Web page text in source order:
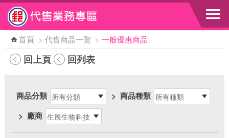
跳到主要內容區塊
首頁 > 代售商品一覽 > 一般優惠商品
回上頁 回列表
商品分類 > 商品種類
> 廠商